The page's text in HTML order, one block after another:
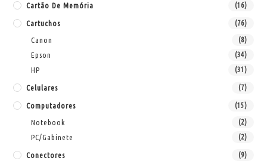
Cartão De Memória (16)
Cartuchos (76)
Canon (8)
Epson (34)
HP (31)
Celulares (7)
Computadores (15)
Notebook (2)
PC/Gabinete (2)
Conectores (9)